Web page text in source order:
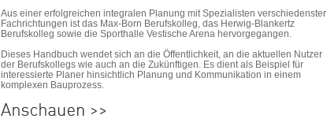
Aus einer erfolgreichen integralen Planung mit Spezialisten verschiedenster
Fachrichtungen ist das Max-Born Berufskolleg, das Herwig-Blankertz
Berufskolleg sowie die Sporthalle Vestische Arena hervorgegangen.
Dieses Handbuch wendet sich an die Öffentlichkeit, an die aktuellen Nutzer
der Berufskollegs wie auch an die Zukünftigen. Es dient als Beispiel für
interessierte Planer hinsichtlich Planung und Kommunikation in einem
komplexen Bauprozess.